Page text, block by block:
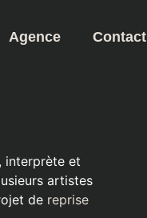
Agence Contact
interprète et
artistes
de reprise